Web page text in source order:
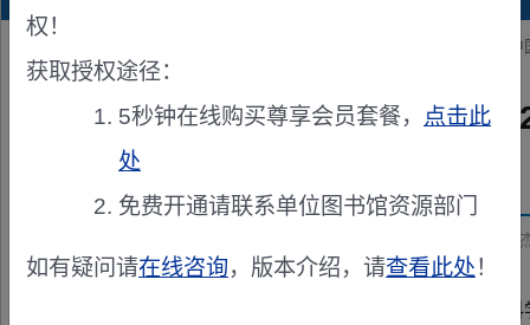
> 中国科学院发展规划局关于2025年度
中国科学院发展规划局关于
发布机构：
中国科学院发展规划局关于2025年度中国科学
院属各单位、院机关相关部门： 按照《中国
权！
获取授权途径：
5秒钟在线购买尊享会员套餐， 点击此
处
免费开通请联系单位图书馆资源部门
如有疑问请在线咨询，版本介绍，请查看此处！